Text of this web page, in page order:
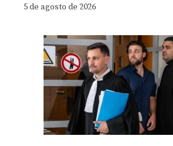
5 de agosto de 2026